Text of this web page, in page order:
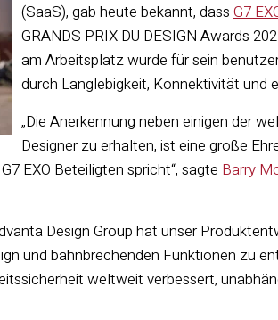
(SaaS), gab heute bekannt, dass G7
GRANDS PRIX DU DESIGN Awards
am Arbeitsplatz wurde für sein
durch Langlebigkeit, Konnektivität und
„Die Anerkennung neben einigen der
Designer zu erhalten, ist eine große
EXO Beteiligten spricht“, sagte Barry
Design Group hat unser
und bahnbrechenden Funktionen zu
weltweit verbessert,